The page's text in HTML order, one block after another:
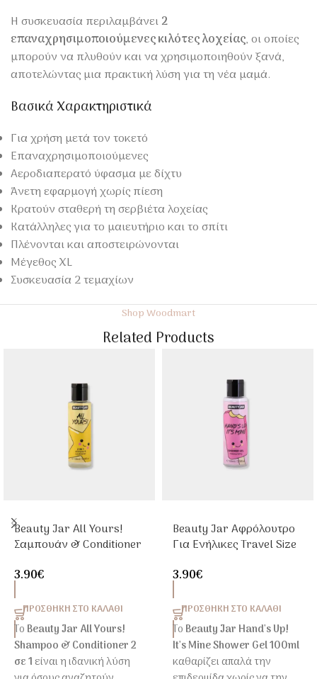
Η συσκευασία περιλαμβάνει2
επαναχρησιμοποιούμενες κιλότες λοχείας, οι οποίες
μπορούν να πλυθούν και να χρησιμοποιηθούν ξανά,
αποτελώντας μια πρακτική λύση για τη νέα μαμά.
Βασικά Χαρακτηριστικά
Για χρήση μετά τον τοκετό
Επαναχρησιμοποιούμενες
Αεροδιαπερατό ύφασμα με δίχτυ
Άνετη εφαρμογή χωρίς πίεση
Κρατούν σταθερή τη σερβιέτα λοχείας
Κατάλληλες για το μαιευτήριο και το σπίτι
Πλένονται και αποστειρώνονται
Μέγεθος XL
Συσκευασία 2 τεμαχίων
Shop Woodmart
Related Products
Beauty Jar All Yours!
Σαμπουάν & Conditioner
3.90€
ΠΡΟΣΘΉΚΗ ΣΤΟ ΚΑΛΆΘΙ
Το Beauty Jar All Yours!
Shampoo & Conditioner 2
σε 1 είναι η ιδανική λύση
Beauty Jar Αφρόλουτρο
Για Ενήλικες Travel Size
Gel
3.90€
ΠΡΟΣΘΉΚΗ ΣΤΟ ΚΑΛΆΘΙ
Το Beauty Jar Hand's Up!
It's Mine Shower Gel 100ml
καθαρίζει απαλά την